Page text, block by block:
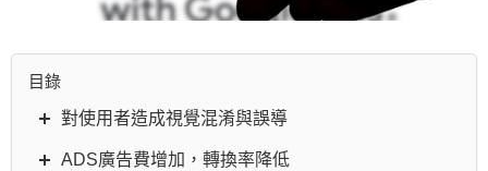
目錄
對使用者造成視覺混淆與誤導
ADS廣告費增加，轉換率降低